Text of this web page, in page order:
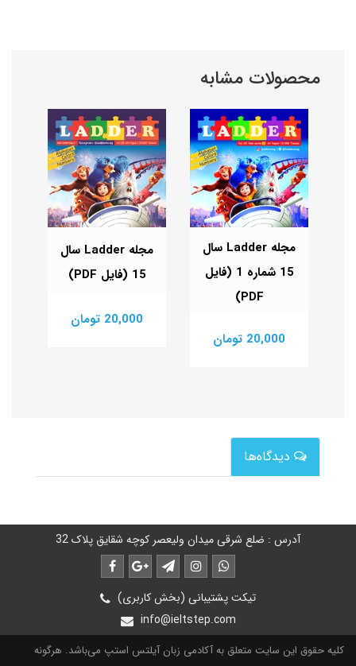
محصولات مشابه
مجله Ladder سال
15 شماره 1 (فایل
PDF)
20,000 تومان
مجله Ladder سال
15 (فایل PDF)
20,000 تومان
دیدگاه‌ها
آدرس : ضلع شرقی میدان ولیعصر کوچه شقایق پلاک 32
تیکت پشتیبانی (بخش کاربری)
info@ieltstep.com
کلیه حقوق این سایت متعلق به آکادمی زبان آیلتس استپ می‌باشد. هرگونه